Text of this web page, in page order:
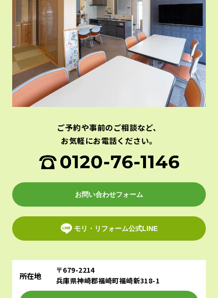
ご予約や事前のご相談など、
お気軽にお電話ください。
お問い合わせフォーム
モリ・リフォーム公式LINE
所在地
〒679-2214
兵庫県神崎郡福崎町福崎新318-1